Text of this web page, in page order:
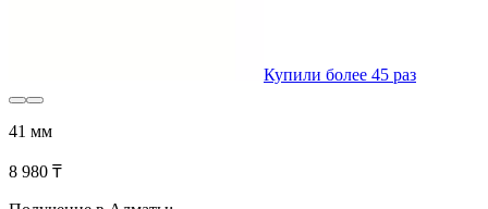
Купили более 45 раз
41 мм
8 980 ₸